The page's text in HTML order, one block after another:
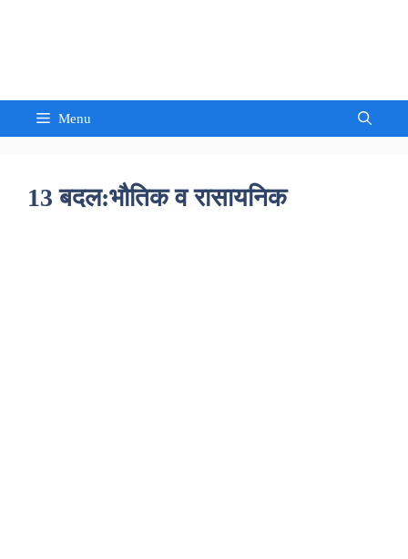
Menu
13 बदल:भौतिक व रासायनिक